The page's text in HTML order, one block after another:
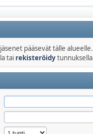
pääsevät tälle alueelle.
tai rekisteröidytunnuksella